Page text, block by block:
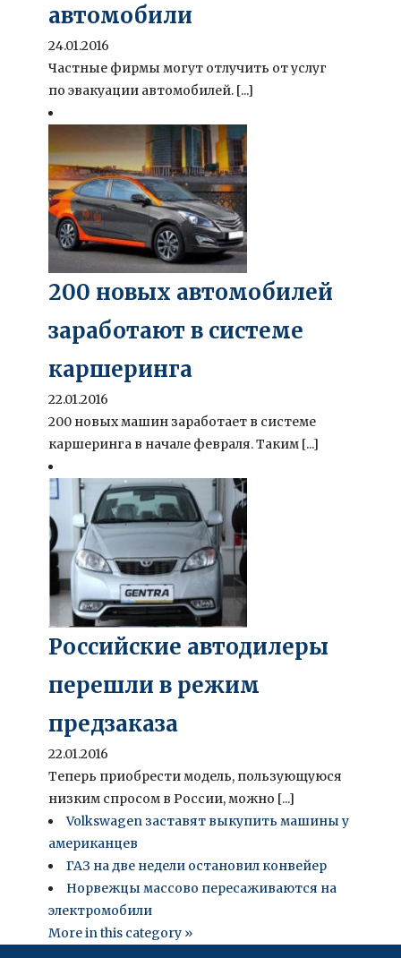
автомобили
24.01.2016
Частные фирмы могут отлучить от услуг
по эвакуации автомобилей. [...]
200 новых автомобилей
заработают в системе
каршеринга
22.01.2016
200 новых машин заработает в системе
каршеринга в начале февраля. Таким [...]
Российские автодилеры
перешли в режим
предзаказа
22.01.2016
Теперь приобрести модель, пользующуюся
низким спросом в России, можно [...]
Volkswagen заставят выкупить машины у
американцев
ГАЗ на две недели остановил конвейер
Норвежцы массово пересаживаются на
электромобили
More in this category »